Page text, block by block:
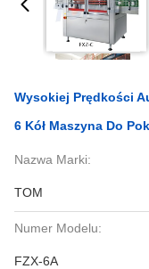
Wysokiej Prędkości
6 Kół Maszyna Do
Nazwa Marki:
TOM
Numer Modelu:
FZX-6A